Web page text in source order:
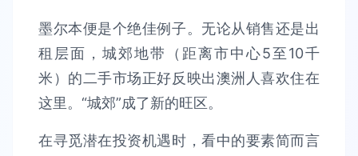
墨尔本便是个绝佳例子。无论从销售还是出
租层面，城郊地带（距离市中心5至10千
米）的二手市场正好反映出澳洲人喜欢住在
这里。“城郊”成了新的旺区。
在寻觅潜在投资机遇时，看中的要素简而言